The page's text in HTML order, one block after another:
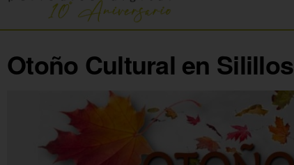
Otoño Cultural en Silillos